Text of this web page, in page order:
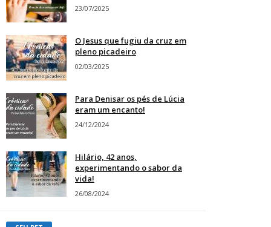
23/07/2025
O Jesus que fugiu da cruz em
pleno picadeiro
02/03/2025
Para Denisar os pés de Lúcia
eram um encanto!
24/12/2024
Hilário, 42 anos,
experimentando o sabor da
vida!
26/08/2024